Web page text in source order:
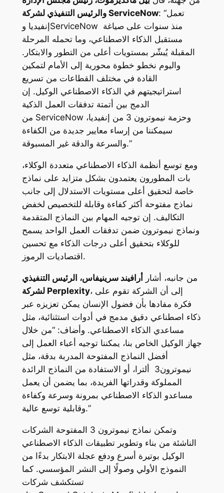
والرئيس التنفيذي لشركة ServiceNow: “تعمل
إنفيديا وServiceNow منذ سنوات على صياغة
مستقبل الذكاء الاصطناعي، وما تحمله المرحلة
المقبلة يُبشّر بمستويات أعلى من التطور والابتكار.
واليوم نخطو خطوة محورية إلى الأمام لتمكين
القادة في مختلف القطاعات من تسريع
استراتيجيتهم في الذكاء الاصطناعي الوكيل. إن
الدمج بين أتمتة تدفقات العمل الذكية
من ServiceNow وحزمة نيموترون 3 من إنفيديا،
سيمكننا من إرساء معايير جديدة من الكفاءة
والسرعة والدقة غير المسبوقة.”
ومع توسع أنظمة الذكاء الاصطناعي متعددة الوكلاء،
بات المطورون يعتمدون بشكل متزايد على نماذج
خاصة لتحقيق أعلى مستويات الاستدلال إلى جانب
نماذج مفتوحة أكثر كفاءة وقابلة للتخصيص لخفض
التكاليف. إن توجيه المهام بين النماذج المتقدمة
ونماذج نيموترون ضمن تدفقات العمل الواحد يسمح
للوكلاء بتحقيق أعلى درجات الذكاء مع تحسين
اقتصاديات الرموز.
من جانبه، أشارأرافيند سرينيفاس، الرئيس التنفيذي
لشركة Perplexity، إلى أن الشركة تقوم على
فكرة مفادها بأن فضول الإنسان يمكن تعزيزه عبر
ذكاء اصطناعي دقيق مدمج في أدوات استثنائية، مثل
مساعدي الذكاء الاصطناعي. وأضاف: “من خلال
جهاز الوكيل الخاص بنا، يمكننا توجيه أعباء العمل إلى
أفضل النماذج المفتوحة المدربة بدقة، مثل
نيموترون3 ألترا، أو الاستفادة من النماذج الرائدة
المملوكة وقدراتها الفريدة، بما يضمن أن يعمل
مساعدو الذكاء الاصطناعي بمرونة وسرعة وكفاءة
وقابلية توسع عالية.”
وتمكن نماذج نيموترون 3 المفتوحة الشركات
الناشئة من بناء وتطوير تطبيقات الذكاء الاصطناعي
الوكيل بوتيرة أسرع ودفع عجلة الابتكار بدءًا من
النموذج الأولي وصولًا إلى النشر المؤسسي. كما
تستكشف شركات